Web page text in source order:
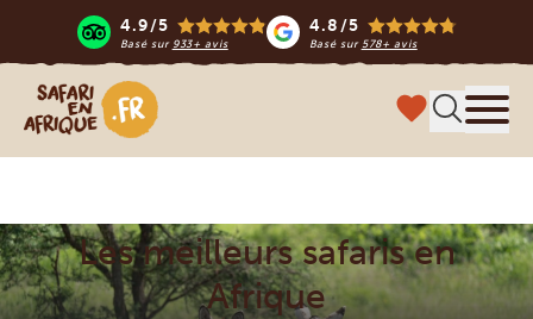
4.9/5
Basé sur 933+ avis
4.8/5
Basé sur 578+ avis
Safari en Afrique
Les meilleurs safaris en
Afrique